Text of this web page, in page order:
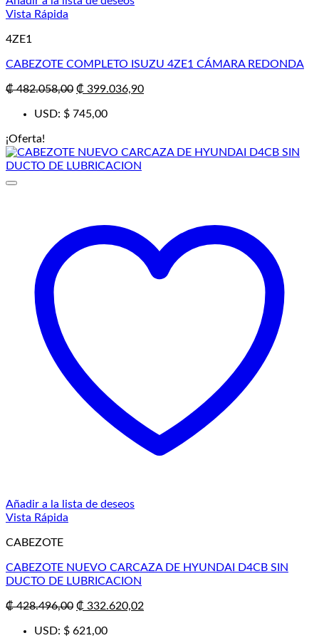
Vista Rápida
4ZE1
CABEZOTE COMPLETO ISUZU 4ZE1 CÁMARA REDONDA
₡482.058,00 El
original
₡ 399.036,90El
USD: $ 745,00
¡Oferta!
Añadir a la lista de deseos
Vista Rápida
CABEZOTE
CABEZOTE NUEVO CARCAZA DE HYUNDAI D4CB SIN
DUCTO DE LUBRICACION
₡428.496,00 El
original
₡ 332.620,02El
USD: $ 621,00